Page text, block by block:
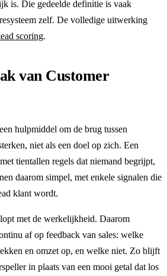
is. Die gedeelde definitie is vaak
zelf. De volledige uitwerking
scoring.
van Customer
hulpmiddel om de brug tussen
niet als een doel op zich. Een
tientallen regels dat niemand begrijpt,
daarom simpel, met enkele signalen die
klant wordt.
met de werkelijkheid. Daarom
af op feedback van sales: welke
en omzet op, en welke niet. Zo blijft
in plaats van een mooi getal dat los